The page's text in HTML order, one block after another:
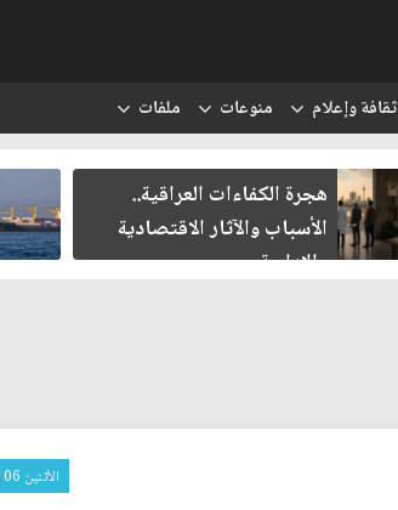
ثقافة وإعلام منوعات ملفات
هجرة الكفاءات العراقية..
الأسباب والآثار الاقتصادية
والإدارية
الأثنين 06 حزيران 2016